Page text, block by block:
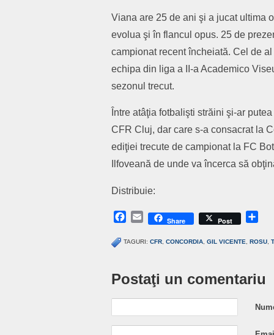
Viana are 25 de ani şi a jucat ultima
evolua şi în flancul opus. 25 de
campionat recent încheiată. Cel de
echipa din liga a II-a Academico
sezonul trecut.
Între atâţia fotbalişti străini şi-ar
CFR Cluj, dar care s-a consacrat la
ediţiei trecute de campionat la FC
Ilfoveană de unde va încerca să
Distribuie:
Facebook
EmailShare Post
TAGURI: CFR CONCORDIA GIL VICENTE ROSU
Postaţi un comentariu